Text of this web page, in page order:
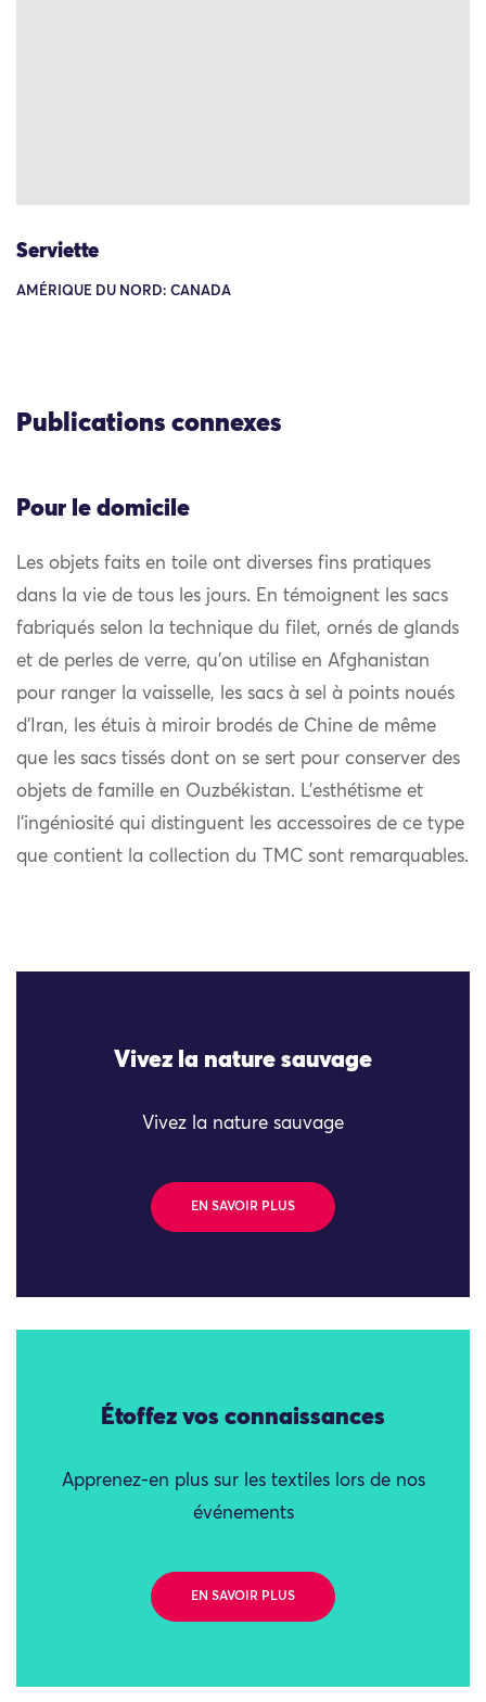
Serviette
AMÉRIQUE DU NORD: CANADA
Publications connexes
Pour le domicile
Les objets faits en toile ont diverses fins pratiques
dans la vie de tous les jours. En témoignent les sacs
fabriqués selon la technique du filet, ornés de glands
et de perles de verre, qu’on utilise en Afghanistan
pour ranger la vaisselle, les sacs à sel à points noués
d’Iran, les étuis à miroir brodés de Chine de même
que les sacs tissés dont on se sert pour conserver des
objets de famille en Ouzbékistan. L’esthétisme et
l’ingéniosité qui distinguent les accessoires de ce type
que contient la collection du TMC sont remarquables.
Vivez la nature sauvage
Vivez la nature sauvage
EN SAVOIR PLUS
Étoffez vos connaissances
Apprenez-en plus sur les textiles lors de nos
événements
EN SAVOIR PLUS